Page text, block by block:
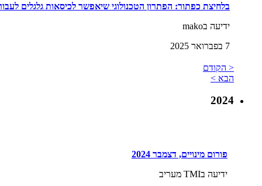
בלחיצת כפתור: הפתרון הטכנולוגי שיאפשר לכיסאות גלגלים
ידיעה בmako
7 בפברואר 2025
< הקודם
הבא >
2024
פורום מינויים, דצמבר 2024
ידיעה בTMI מעריב